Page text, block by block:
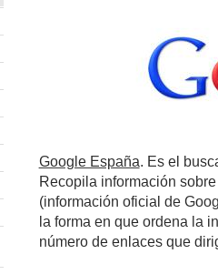
Google España. Es el
Recopila información
(información oficial de
la forma en que ordena la
número de enlaces que